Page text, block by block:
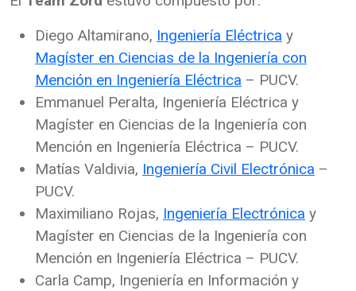
Diego Altamirano, Ingeniería Eléctrica y
Magíster en Ciencias de la Ingeniería con
Mención en Ingeniería Eléctrica – PUCV.
Emmanuel Peralta, Ingeniería Eléctrica y
Magíster en Ciencias de la Ingeniería con
Mención en Ingeniería Eléctrica – PUCV.
Matías Valdivia, Ingeniería Civil Electrónica –
PUCV.
Maximiliano Rojas, Ingeniería Electrónica y
Magíster en Ciencias de la Ingeniería con
Mención en Ingeniería Eléctrica – PUCV.
Carla Camp, Ingeniería en Información y